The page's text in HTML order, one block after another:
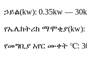
ኃይል(kw): 0.35kw —
የኤሌክትሪክ
የመግቢያ አየር ሙቀት ℃: